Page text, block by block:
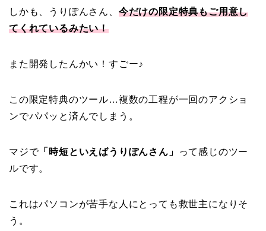
しかも、うりぽんさん、 今だけの限定特典もご用意し
てくれているみたい！
また開発したんかい！すごー♪
この限定特典のツール…複数の工程が一回のアクショ
ンでパパッと済んでしまう。
マジで「時短といえばうりぽんさん」
って感じのツー
ルです。
これはパソコンが苦手な人にとっても救世主になりそ
う。